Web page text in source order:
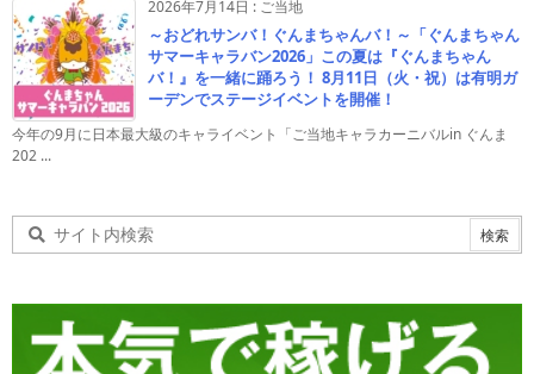
2026年7月14日 : ご当地
～おどれサンバ！ぐんまちゃんバ！～「ぐんまちゃん
サマーキャラバン2026」この夏は『ぐんまちゃん
バ！』を一緒に踊ろう！ 8月11日（火・祝）は有明ガ
ーデンでステージイベントを開催！
今年の9月に日本最大級のキャライベント「ご当地キャラカーニバルin ぐんま
202 ...